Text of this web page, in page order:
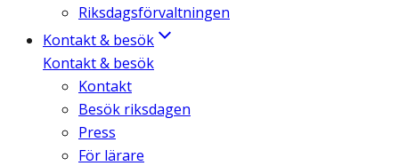
Riksdagsförvaltningen
Kontakt & besök
Kontakt & besök
Kontakt
Besök riksdagen
Press
För lärare